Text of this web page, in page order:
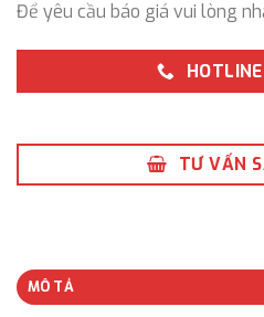
Để yêu cầu báo giá vui lòng
TƯ VẤN
MÔ TẢ